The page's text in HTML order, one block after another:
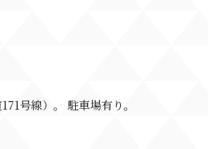
号線）。 駐車場有り。